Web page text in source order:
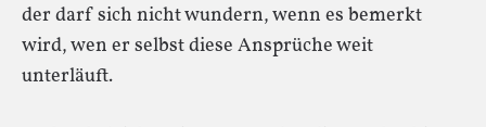
der darf sich nicht wundern, wenn es bemerkt
wird, wen er selbst diese Ansprüche weit
unterläuft.